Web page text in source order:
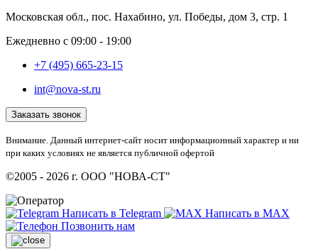
Московская обл., пос. Нахабино, ул. Победы, дом 3, стр. 1
Ежедневно с 09:00 - 19:00
+7 (495) 665-23-15
int@nova-st.ru
Заказать звонок
Внимание. Данный интернет-сайт носит информационный характер и ни
при каких условиях не является публичной офертой
©2005 - 2026 г. ООО "НОВА-СТ"
Написать в Telegram
Написать в MAX
Позвонить нам